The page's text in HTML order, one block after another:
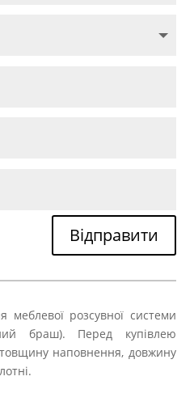
Відправити
меблевої розсувної системи
браш). Перед купівлею
наповнення, довжину